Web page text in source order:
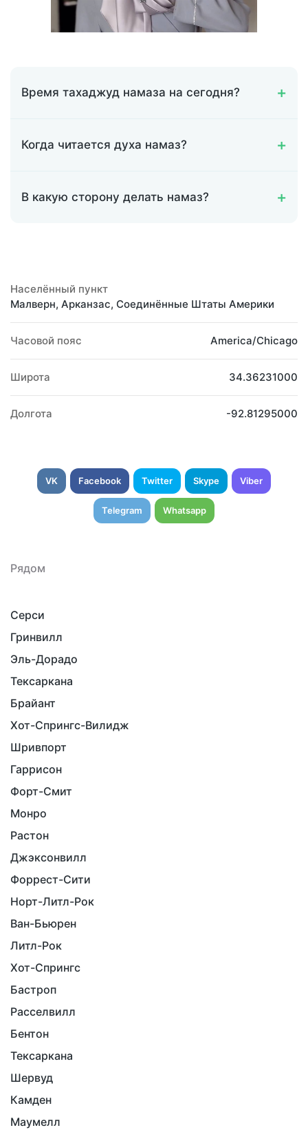
Время тахаджуд намаза на сегодня?
Когда читается духа намаз?
В какую сторону делать намаз?
Населённый пункт
Малверн, Арканзас, Соединённые Штаты Америки
Часовой пояс America/Chicago
Широта 34.36231000
Долгота -92.81295000
VK Facebook Twitter Skype Viber
Telegram Whatsapp
Рядом
Серси
Гринвилл
Эль-Дорадо
Тексаркана
Брайант
Хот-Спрингс-Вилидж
Шривпорт
Гаррисон
Форт-Смит
Монро
Растон
Джэксонвилл
Форрест-Сити
Норт-Литл-Рок
Ван-Бьюрен
Литл-Рок
Хот-Спрингс
Бастроп
Расселвилл
Бентон
Тексаркана
Шервуд
Камден
Маумелл